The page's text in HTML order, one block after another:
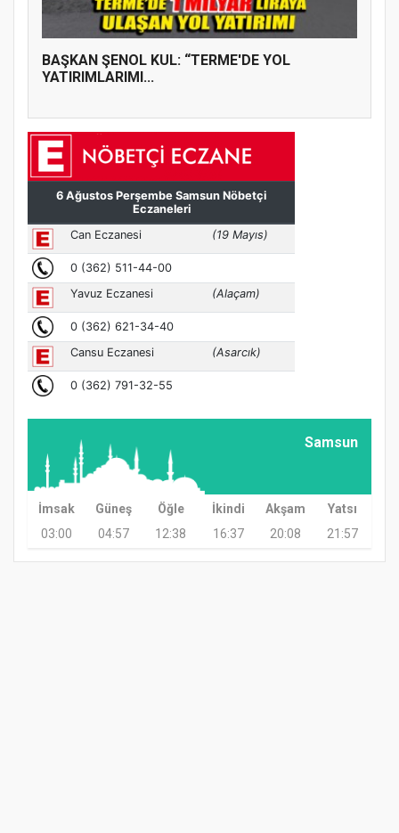
BAŞKAN ŞENOL KUL: “TERME'DE YOL
YATIRIMLARIMI...
Samsun
İmsak Güneş Öğle İkindi Akşam
Yatsı
03:00
04:57 12:38 16:37 20:08 21:57